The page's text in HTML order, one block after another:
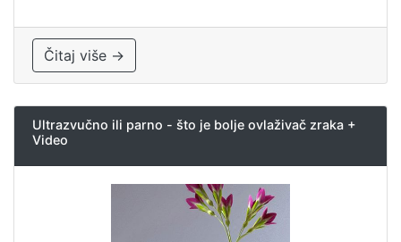
Čitaj više →
Ultrazvučno ili parno - što je bolje ovlaživač zraka +
Video